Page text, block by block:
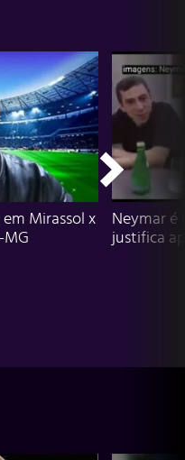
Mirassol x
MG
Neymar é
justifica